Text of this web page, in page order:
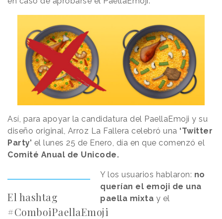
Así, para apoyar la candidatura del PaellaEmoji y su
diseño original, Arroz La Fallera celebró una ‘Twitter
Party’ el lunes 25 de Enero, día en que comenzó el
Comité Anual de Unicode.
El hashtag
#ComboiPaellaEmoji
Y los usuarios hablaron: no
querían el emoji de una
paella mixta y el